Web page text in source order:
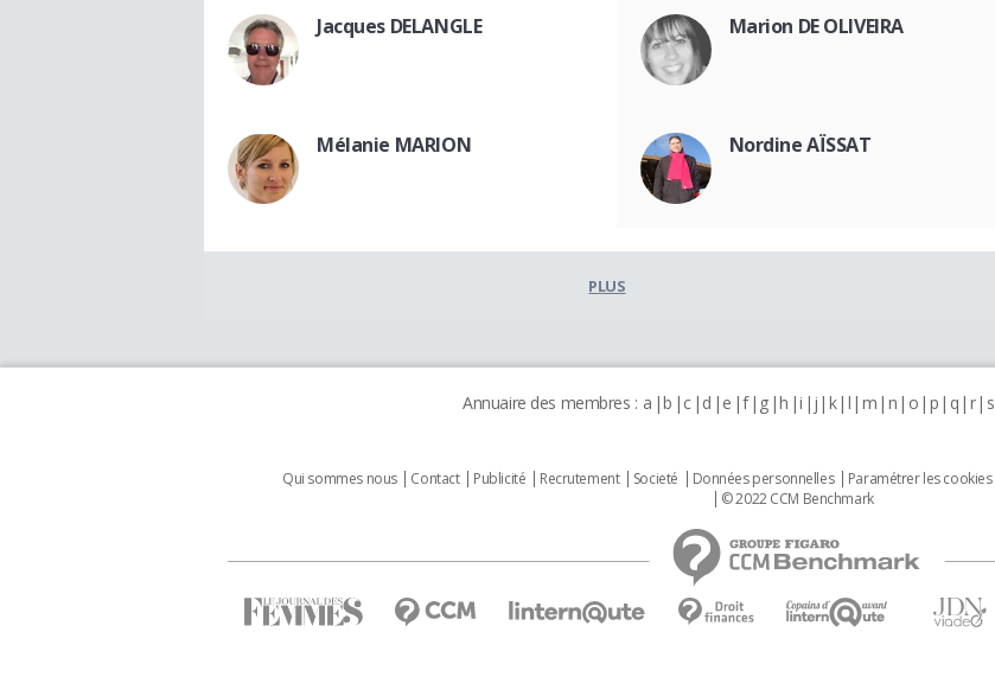
Jacques DELANGLE Marion DE OLIVEIRA
Mélanie MARION Nordine AÏSSAT
PLUS
Annuaire des membres : a b c d e f g h i j k l m n o p q r s
Qui sommes nous Contact Publicité Recrutement Societé Données personnelles Paramétrer les cookies
© 2022 CCM Benchmark